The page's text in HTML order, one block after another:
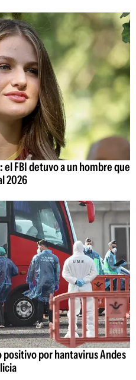
FBI detuvo a un hombre que
2026
por hantavirus Andes